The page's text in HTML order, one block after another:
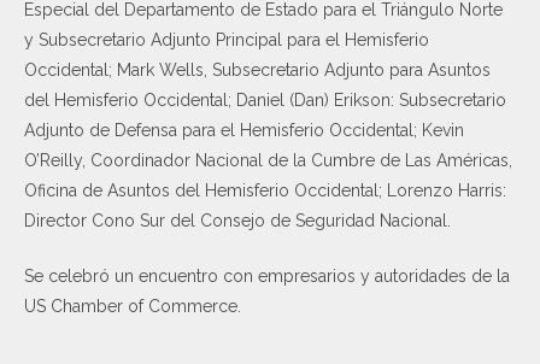
Especial del Departamento de Estado para el Triángulo Norte
y Subsecretario Adjunto Principal para el Hemisferio
Occidental; Mark Wells, Subsecretario Adjunto para Asuntos
del Hemisferio Occidental; Daniel (Dan) Erikson: Subsecretario
Adjunto de Defensa para el Hemisferio Occidental; Kevin
O’Reilly, Coordinador Nacional de la Cumbre de Las Américas,
Oficina de Asuntos del Hemisferio Occidental; Lorenzo Harris:
Director Cono Sur del Consejo de Seguridad Nacional.
Se celebró un encuentro con empresarios y autoridades de la
US Chamber of Commerce.